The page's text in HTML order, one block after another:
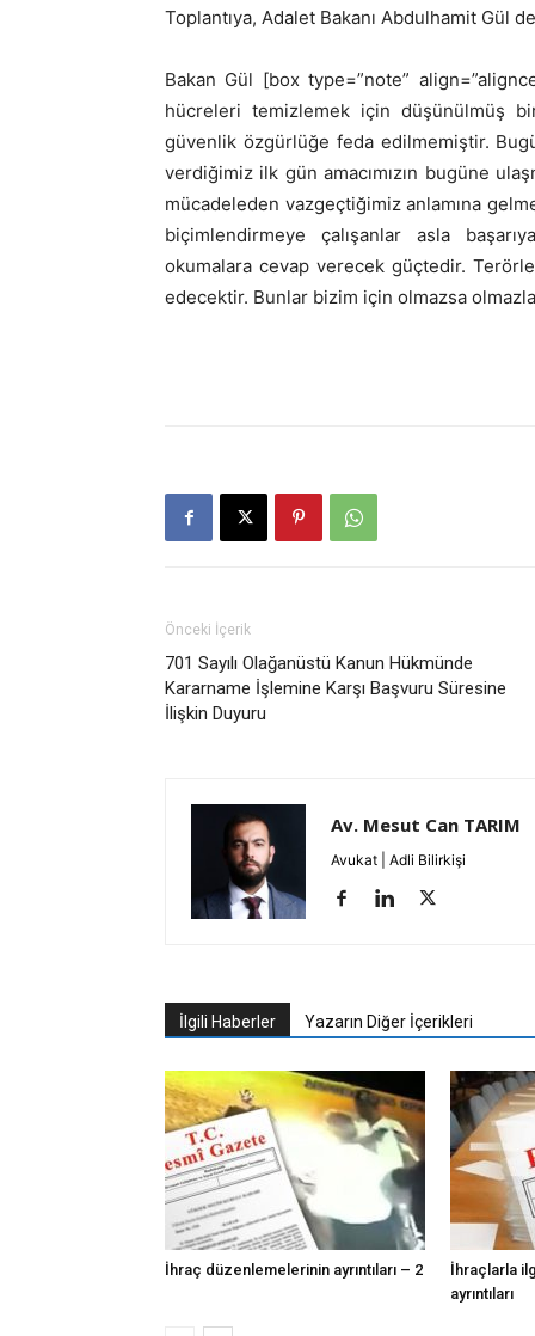
Toplantıya, Adalet Bakanı Abdulhamit Gül de
Bakan Gül [box type=”note”
hücreleri temizlemek için düşünülmüş
güvenlik özgürlüğe feda edilmemiştir.
verdiğimiz ilk gün amacımızın bugüne
mücadeleden vazgeçtiğimiz anlamına
biçimlendirmeye çalışanlar asla
okumalara cevap verecek güçtedir.
edecektir. Bunlar bizim için olmazsa
Önceki İçerik
701 Sayılı Olağanüstü Kanun Hükmünde
Kararname İşlemine Karşı Başvuru Süresine
İlişkin Duyuru
Av. Mesut Can TARIM
Avukat | Adli Bilirkişi
İlgili Haberler Yazarın Diğer İçerikleri
İhraç düzenlemelerinin ayrıntıları – 2
İhraçlarla
ayrıntıları